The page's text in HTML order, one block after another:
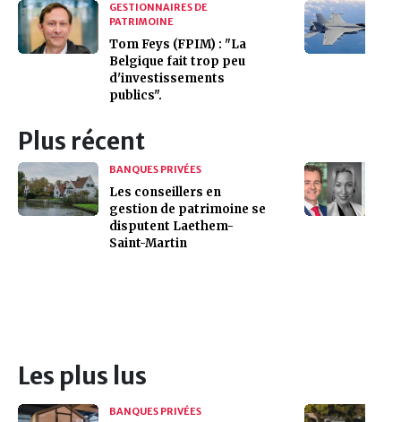
GESTIONNAIRES DE
PATRIMOINE
Tom Feys (FPIM) : "La
Belgique fait trop peu
d'investissements
publics".
Plus récent
BANQUES PRIVÉES
Les conseillers en
gestion de patrimoine se
disputent Laethem-
Saint-Martin
Les plus lus
BANQUES PRIVÉES